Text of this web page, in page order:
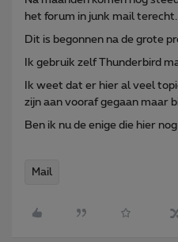
het forum in junk mail terecht.
Dit is begonnen na de grote
Ik gebruik zelf Thunderbird
Ik weet dat er hier al veel
zijn aan vooraf gegaan maar
Ben ik nu de enige die hier
Mail